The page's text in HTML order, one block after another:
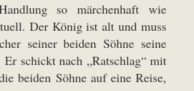
so märchenhaft wie
Der König ist alt und muss
seiner beiden Söhne seine
schickt nach „Ratschlag“ mit
beiden Söhne auf eine Reise,